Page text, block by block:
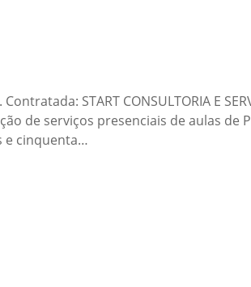
START CONSULTORIA E
de serviços presenciais de aulas de
e cinquenta…